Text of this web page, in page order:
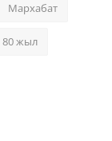
Мархабат
80 жыл